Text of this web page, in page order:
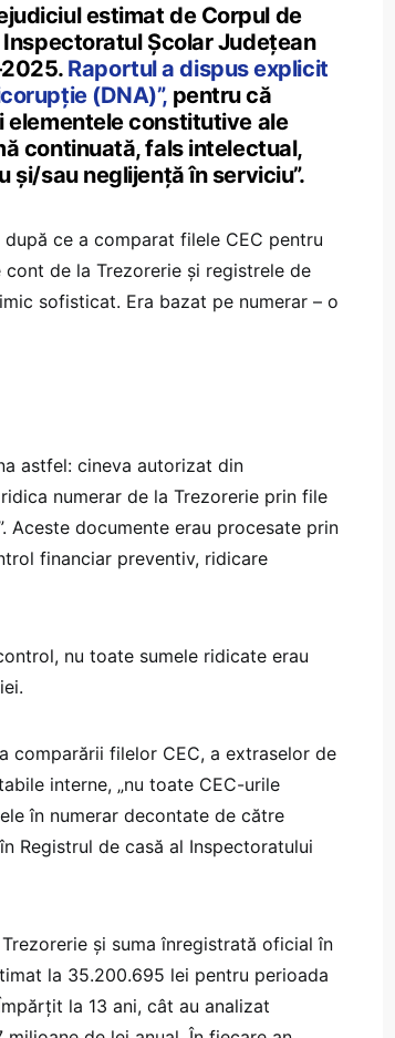
estimat de Corpul de
Școlar Județean
Raportul a dispus explicit
(DNA)”, pentru că
elementele constitutive ale
continuată, fals intelectual,
și/sau neglijență în serviciu”.
ce a comparat filele CEC pentru
de la Trezorerie și registrele de
sofisticat. Era bazat pe numerar – o
astfel: cineva autorizat din
numerar de la Trezorerie prin file
Aceste documente erau procesate prin
financiar preventiv, ridicare
nu toate sumele ridicate erau
comparării filelor CEC, a extraselor de
interne, „nu toate CEC-urile
în numerar decontate de către
Registrul de casă al Inspectoratului
și suma înregistrată oficial în
la 35.200.695 lei pentru perioada
la 13 ani, cât au analizat